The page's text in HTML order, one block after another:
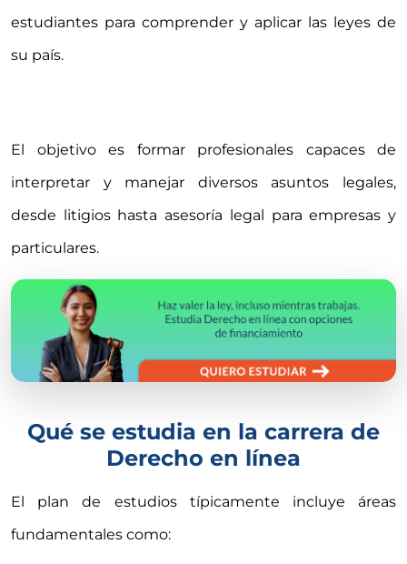
estudiantes para comprender y aplicar las leyes de
su país.
El objetivo es formar profesionales capaces de
interpretar y manejar diversos asuntos legales,
desde litigios hasta asesoría legal para empresas y
particulares.
Qué se estudia en la carrera de
Derecho en línea
El plan de estudios típicamente incluye áreas
fundamentales como: